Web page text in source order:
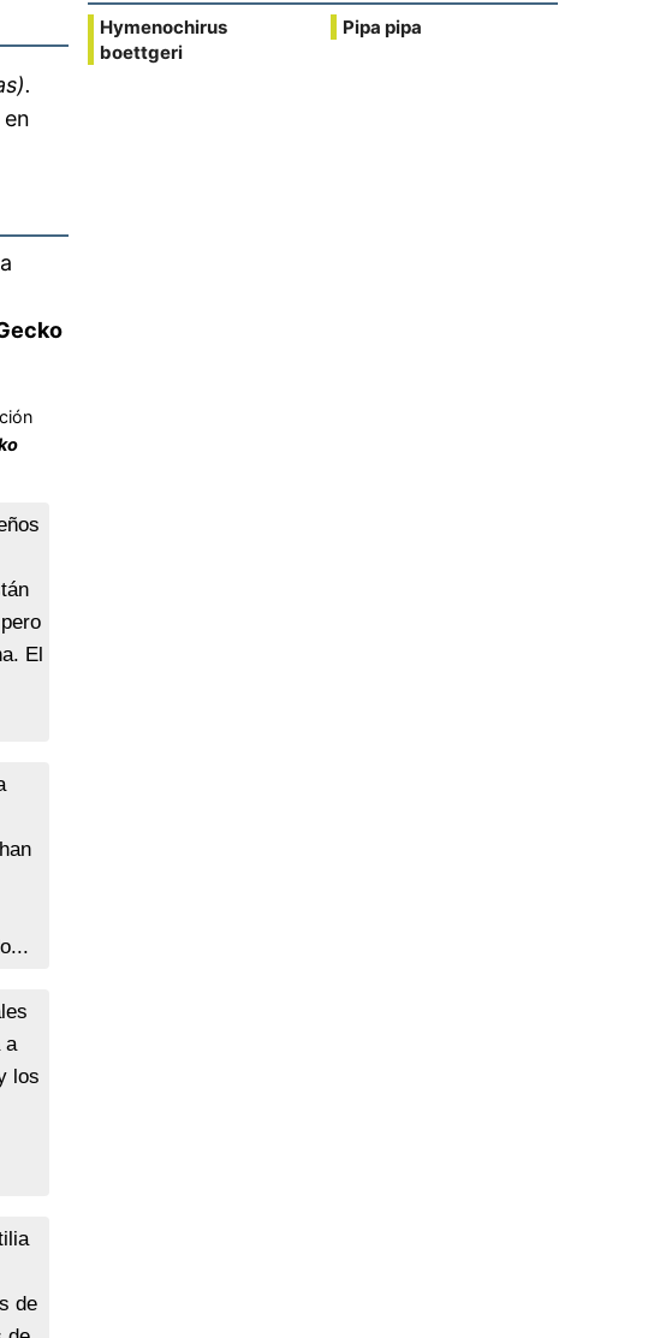
El
a
los
de
Hymenochirus
boettgeri
Pipa pipa